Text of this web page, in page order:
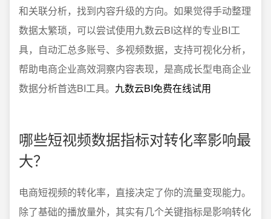
和关联分析，找到内容升级的方向。如果觉得手动整理
数据太繁琐，可以尝试使用九数云BI这样的专业BI工
具，自动汇总多账号、多视频数据，支持可视化分析，
帮助电商企业高效洞察内容表现，是高成长型电商企业
数据分析首选BI工具。 九数云BI免费在线试用
哪些短视频数据指标对转化率影响最
大？
电商短视频的转化率，直接决定了你的流量变现能力。
除了基础的播放量外，其实有几个关键指标是影响转化